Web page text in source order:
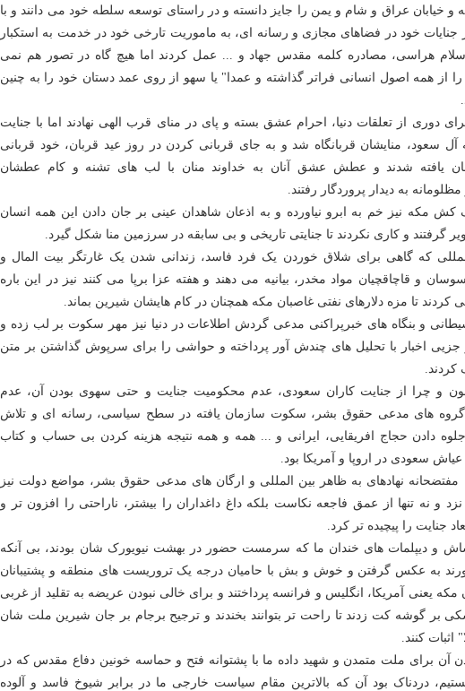
و خیابان عراق و شام و یمن را جایز دانسته و در راستای توسعه سلطه خود می دانند و با
جنایات خود در فضاهای مجازی و رسانه ای، به ماموریت تارخی خود در خدمت به استکبار
هراسی، مصادره کلمه مقدس جهاد و ... عمل کردند اما هیچ گاه در تصور هم نمی
را از همه اصول انسانی فراتر گذاشته و عمدا" یا سهو از روی عمد دستان خود را به چنین
دوری از تعلقات دنیا، احرام عشق بسته و پای در منای قرب الهی نهادند اما با جنایت
آل سعود، منایشان قربانگاه شد و به جای قربانی کردن در روز عید قربان، خود قربانی
یافته شدند و عطش عشق آنان به خداوند منان با لب های تشنه و کام عطشان
به دیدار پروردگار رفتند.
کش مکه نیز خم به ابرو نیاورده و به اذعان شاهدان عینی بر جان دادن این همه انسان
گرفتند و کاری نکردند تا جنایتی تاریخی و بی سابقه در سرزمین منا شکل گیرد.
که گاهی برای شلاق خوردن یک فرد فاسد، زندانی شدن یک غارتگر بیت المال و
و قاچاقچیان مواد مخدر، بیانیه می دهند و هفته عزا برپا می کنند نیز در این باره
کردند تا مزه دلارهای نفتی غاصبان مکه همچنان در کام هایشان شیرین بماند.
و بنگاه های خبرپراکنی مدعی گردش اطلاعات در دنیا نیز مهر سکوت بر لب زده و
جزیی اخبار با تحلیل های چندش آور پرداخته و حواشی را برای سرپوش گذاشتن بر متن
کردند.
و چرا از جنایت کاران سعودی، عدم محکومیت جنایت و حتی سهوی بودن آن، عدم
های مدعی حقوق بشر، سکوت سازمان یافته در سطح سیاسی، رسانه ای و تلاش
دادن حجاج افریقایی، ایرانی و ... همه و همه نتیجه هزینه کردن بی حساب و کتاب
سعودی در اروپا و آمریکا بود.
مفتضحانه نهادهای به ظاهر بین المللی و ارگان های مدعی حقوق بشر، مواضع دولت نیز
و نه تنها از عمق فاجعه نکاست بلکه داغ داغداران را بیشتر، ناراحتی را افزون تر و
جنایت را پیچیده تر کرد.
و دیپلمات های خندان ما که سرمست حضور در بهشت نیویورک شان بودند، بی آنکه
به عکس گرفتن و خوش و بش با حامیان درجه یک تروریست های منطقه و پشتیبانان
مکه یعنی آمریکا، انگلیس و فرانسه پرداختند و برای خالی نبودن عریضه به تقلید از غربی
بر گوشه کت زدند تا راحت تر بتوانند بخندند و ترجیح برجام بر جان شیرین ملت شان
اثبات کنند.
آن برای ملت متمدن و شهید داده ما با پشتوانه فتح و حماسه خونین دفاع مقدس که در
دردناک بود آن که بالاترین مقام سیاست خارجی ما در برابر شیوخ فاسد و آلوده